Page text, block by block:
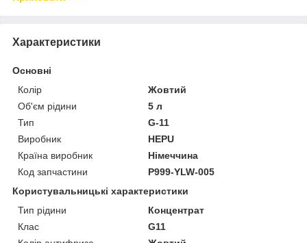
Характеристики
Основні
Колір
Жовтий
Об'єм рідини
5 л
Тип
G-11
Виробник
HEPU
Країна виробник
Німеччина
Код запчастини
P999-YLW-005
Користувальницькі характеристики
Тип рідини
Концентрат
Клас
G11